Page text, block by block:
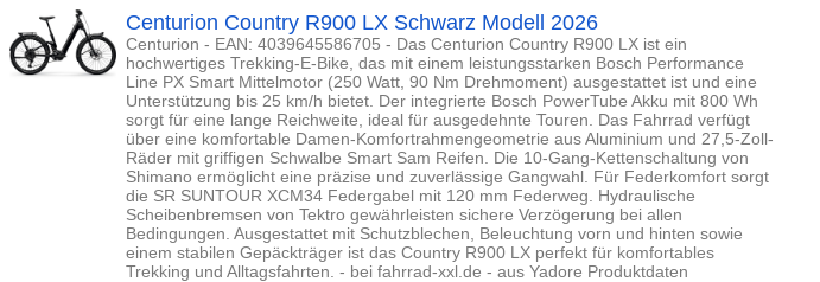
Centurion Country R900 LX Schwarz Modell 2026
Centurion - EAN: 4039645586705 - Das Centurion Country R900 LX ist ein
hochwertiges Trekking-E-Bike, das mit einem leistungsstarken Bosch Performance
Line PX Smart Mittelmotor (250 Watt, 90 Nm Drehmoment) ausgestattet ist und eine
Unterstützung bis 25 km/h bietet. Der integrierte Bosch PowerTube Akku mit 800 Wh
sorgt für eine lange Reichweite, ideal für ausgedehnte Touren. Das Fahrrad verfügt
über eine komfortable Damen-Komfortrahmengeometrie aus Aluminium und 27,5-Zoll-
Räder mit griffigen Schwalbe Smart Sam Reifen. Die 10-Gang-Kettenschaltung von
Shimano ermöglicht eine präzise und zuverlässige Gangwahl. Für Federkomfort sorgt
die SR SUNTOUR XCM34 Federgabel mit 120 mm Federweg. Hydraulische
Scheibenbremsen von Tektro gewährleisten sichere Verzögerung bei allen
Bedingungen. Ausgestattet mit Schutzblechen, Beleuchtung vorn und hinten sowie
einem stabilen Gepäckträger ist das Country R900 LX perfekt für komfortables
Trekking und Alltagsfahrten. - bei fahrrad-xxl.de - aus Yadore Produktdaten